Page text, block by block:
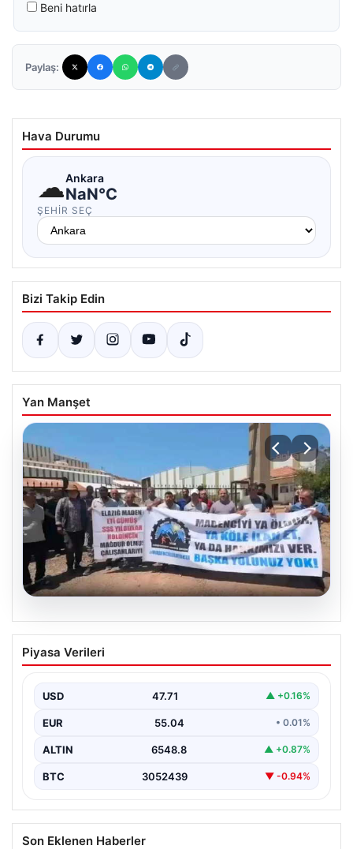
Beni hatırla
Paylaş:
Hava Durumu
☁Ankara
NaN°C
ŞEHIR SEÇ
Bizi Takip Edin
Yan Manşet
Bağımsız Maden-İş: ‘Verilen sözler
tutulmadı, pazartesi Ankara’dayız’
Piyasa Verileri
USD 47.71 ▲ +0.16%
EUR 55.04 • 0.01%
ALTIN 6548.8 ▲ +0.87%
BTC 3052439 ▼ -0.94%
Son Eklenen Haberler